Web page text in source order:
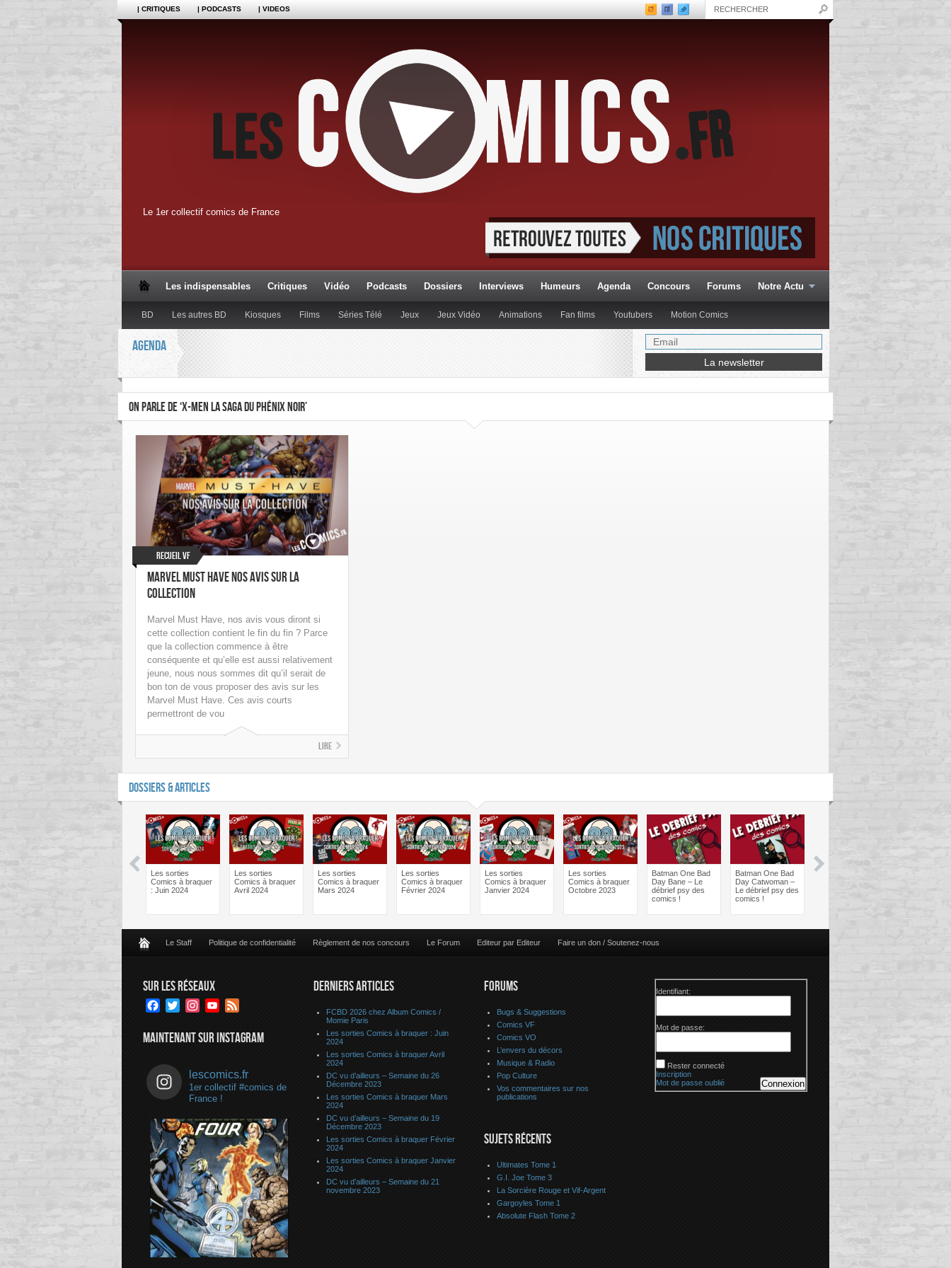
| CRITIQUES | PODCASTS | VIDEOS
Le 1er collectif comics de France
Les indispensables Critiques Vidéo Podcasts Dossiers Interviews Humeurs Agenda Concours Forums Notre Actu
BD Les autres BD Kiosques Films Séries Télé Jeux Jeux Vidéo Animations Fan films Youtubers Motion Comics
AGENDA
ON PARLE DE ‘X-MEN LA SAGA DU PHÉNIX NOIR’
Recueil VF
Marvel Must Have Nos avis sur la
collection
Marvel Must Have, nos avis vous diront si
cette collection contient le fin du fin ? Parce
que la collection commence à être
conséquente et qu’elle est aussi relativement
jeune, nous nous sommes dit qu’il serait de
bon ton de vous proposer des avis sur les
Marvel Must Have. Ces avis courts
permettront de vou
Lire
DOSSIERS & ARTICLES
Les sorties
Comics à braquer
: Juin 2024
Les sorties
Comics à braquer
Avril 2024
Les sorties
Comics à braquer
Mars 2024
Les sorties
Comics à braquer
Février 2024
Les sorties
Comics à braquer
Janvier 2024
Les sorties
Comics à braquer
Octobre 2023
Batman One Bad
Day Bane – Le
débrief psy des
comics !
Batman One Bad
Day Catwoman –
Le débrief psy des
comics !
Le Staff Politique de confidentialité Règlement de nos concours Le Forum Editeur par Editeur Faire un don / Soutenez-nous
SUR LES RÉSEAUX
Facebook
TwitterInstagramYouTube
MAINTENANT SUR INSTAGRAM
lescomics.fr
1er collectif #comics de
France !
DERNIERS ARTICLES
FCBD 2026 chez Album Comics /
Momie Paris
Les sorties Comics à braquer : Juin
2024
Les sorties Comics à braquer Avril
2024
DC vu d’ailleurs – Semaine du 26
Décembre 2023
Les sorties Comics à braquer Mars
2024
DC vu d’ailleurs – Semaine du 19
Décembre 2023
Les sorties Comics à braquer Février
2024
Les sorties Comics à braquer Janvier
2024
DC vu d’ailleurs – Semaine du 21
novembre 2023
FORUMS
Bugs & Suggestions
Comics VF
Comics VO
L’envers du décors
Musique & Radio
Pop Culture
Vos commentaires sur nos
publications
SUJETS RÉCENTS
Ultimates Tome 1
G.I. Joe Tome 3
La Sorcière Rouge et Vif-Argent
Gargoyles Tome 1
Absolute Flash Tome 2
Identifiant:
Mot de passe:
Rester connecté
Connexion
Inscription
Mot de passe oublié